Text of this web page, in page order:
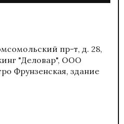
пр-т, д. 28,
"Деловар", ООО
Фрунзенская, здание